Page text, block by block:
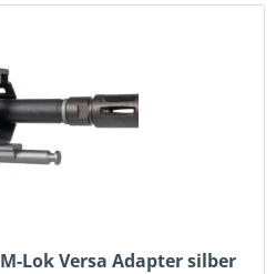
Lok Versa Adapter silber